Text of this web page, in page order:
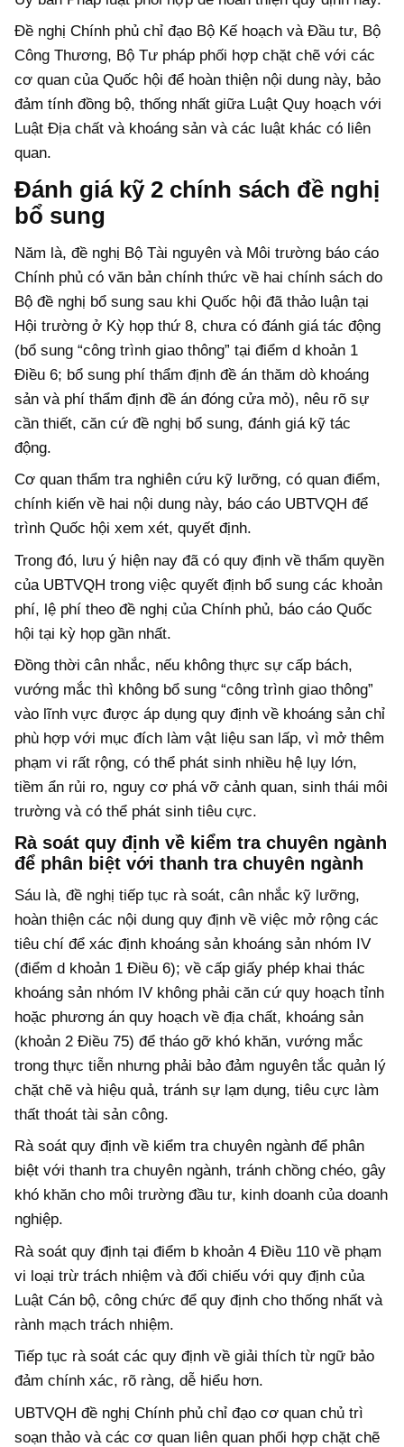
Đề nghị Chính phủ chỉ đạo Bộ Kế hoạch và Đầu tư, Bộ
Công Thương, Bộ Tư pháp phối hợp chặt chẽ với các
cơ quan của Quốc hội để hoàn thiện nội dung này, bảo
đảm tính đồng bộ, thống nhất giữa Luật Quy hoạch với
Luật Địa chất và khoáng sản và các luật khác có liên
quan.
Đánh giá kỹ 2 chính sách đề nghị
bổ sung
Năm là, đề nghị Bộ Tài nguyên và Môi trường báo cáo
Chính phủ có văn bản chính thức về hai chính sách do
Bộ đề nghị bổ sung sau khi Quốc hội đã thảo luận tại
Hội trường ở Kỳ họp thứ 8, chưa có đánh giá tác động
(bổ sung “công trình giao thông” tại điểm d khoản 1
Điều 6; bổ sung phí thẩm định đề án thăm dò khoáng
sản và phí thẩm định đề án đóng cửa mỏ), nêu rõ sự
cần thiết, căn cứ đề nghị bổ sung, đánh giá kỹ tác
động.
Cơ quan thẩm tra nghiên cứu kỹ lưỡng, có quan điểm,
chính kiến về hai nội dung này, báo cáo UBTVQH để
trình Quốc hội xem xét, quyết định.
Trong đó, lưu ý hiện nay đã có quy định về thẩm quyền
của UBTVQH trong việc quyết định bổ sung các khoản
phí, lệ phí theo đề nghị của Chính phủ, báo cáo Quốc
hội tại kỳ họp gần nhất.
Đồng thời cân nhắc, nếu không thực sự cấp bách,
vướng mắc thì không bổ sung “công trình giao thông”
vào lĩnh vực được áp dụng quy định về khoáng sản chỉ
phù hợp với mục đích làm vật liệu san lấp, vì mở thêm
phạm vi rất rộng, có thể phát sinh nhiều hệ lụy lớn,
tiềm ẩn rủi ro, nguy cơ phá vỡ cảnh quan, sinh thái môi
trường và có thể phát sinh tiêu cực.
Rà soát quy định về kiểm tra chuyên ngành
để phân biệt với thanh tra chuyên ngành
Sáu là, đề nghị tiếp tục rà soát, cân nhắc kỹ lưỡng,
hoàn thiện các nội dung quy định về việc mở rộng các
tiêu chí để xác định khoáng sản khoáng sản nhóm IV
(điểm d khoản 1 Điều 6); về cấp giấy phép khai thác
khoáng sản nhóm IV không phải căn cứ quy hoạch tỉnh
hoặc phương án quy hoạch về địa chất, khoáng sản
(khoản 2 Điều 75) để tháo gỡ khó khăn, vướng mắc
trong thực tiễn nhưng phải bảo đảm nguyên tắc quản lý
chặt chẽ và hiệu quả, tránh sự lạm dụng, tiêu cực làm
thất thoát tài sản công.
Rà soát quy định về kiểm tra chuyên ngành để phân
biệt với thanh tra chuyên ngành, tránh chồng chéo, gây
khó khăn cho môi trường đầu tư, kinh doanh của doanh
nghiệp.
Rà soát quy định tại điểm b khoản 4 Điều 110 về phạm
vi loại trừ trách nhiệm và đối chiếu với quy định của
Luật Cán bộ, công chức để quy định cho thống nhất và
rành mạch trách nhiệm.
Tiếp tục rà soát các quy định về giải thích từ ngữ bảo
đảm chính xác, rõ ràng, dễ hiểu hơn.
UBTVQH đề nghị Chính phủ chỉ đạo cơ quan chủ trì
soạn thảo và các cơ quan liên quan phối hợp chặt chẽ